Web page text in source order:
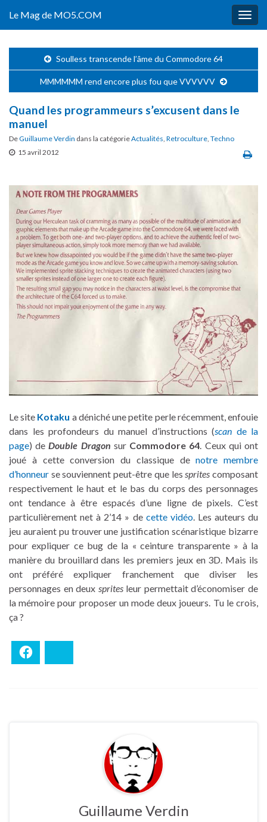
Le Mag de MO5.COM
Soulless transcende l’âme du Commodore 64
MMMMMM rend encore plus fou que VVVVVV
Quand les programmeurs s’excusent dans le
manuel
DeGuillaume Verdin dans la catégorieActualités, Retroculture, Techno
15 avril 2012
Le site Kotaku a déniché une petite perle récemment, enfouie
dans les profondeurs du manuel d’instructions (scan de la
page) de Double Dragon sur Commodore 64 . Ceux qui ont
joué à cette conversion du classique denotre membre
d’honneur se souviennent peut-être que les sprites composant
respectivement le haut et le bas du corps des personnages
ont tendance à être espacés d’une ligne de pixels. C’est
particulièrement net à 2’14 » de cette vidéo. Les auteurs du
jeu auraient pu trouver une justification scénaristique bizarre
pour expliquer ce bug de la « ceinture transparente » à la
manière du brouillard dans les premiers jeux en 3D. Mais ils
ont préféré expliquer franchement que diviser les
personnages en deux spritesleur permettait d’économiser de
la mémoire pour proposer un mode deux joueurs. Tu le crois,
ça ?
Guillaume Verdin